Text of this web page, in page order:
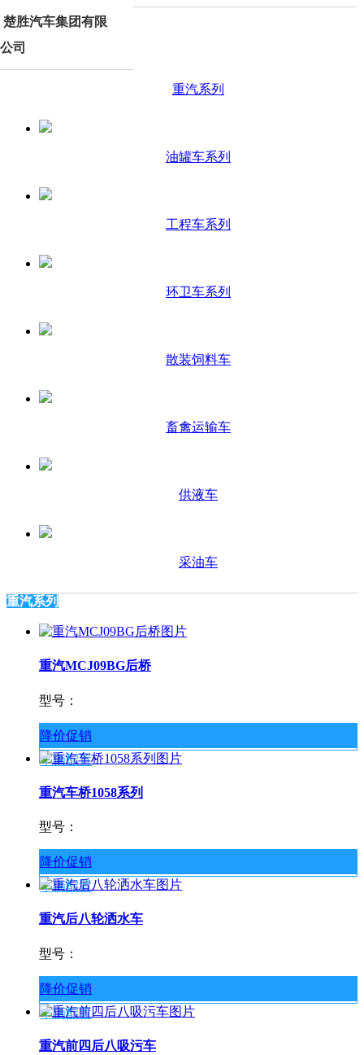
楚胜汽车集团有限
公司
产品分类
重汽系列
油罐车系列
工程车系列
环卫车系列
散装饲料车
畜禽运输车
供液车
采油车
重汽系列
重汽MCJ09BG后桥
型号：
降价促销
车辆配置
重汽车桥1058系列
型号：
降价促销
车辆配置
重汽后八轮洒水车
型号：
降价促销
车辆配置
重汽前四后八吸污车